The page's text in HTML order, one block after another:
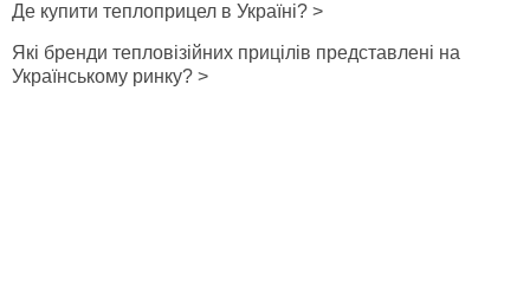
Де купити теплоприцел в Україні? >
Які бренди тепловізійних прицілів представлені на
Українському ринку? >